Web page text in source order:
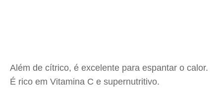
Além de cítrico, é excelente para espantar o calor.
É rico em Vitamina C e supernutritivo.